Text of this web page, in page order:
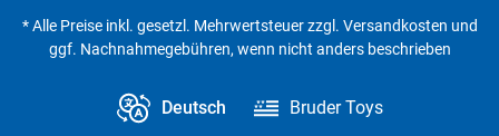
* Alle Preise inkl. gesetzl. Mehrwertsteuer zzgl. Versandkosten und
ggf. Nachnahmegebühren, wenn nicht anders beschrieben
Deutsch Bruder Toys